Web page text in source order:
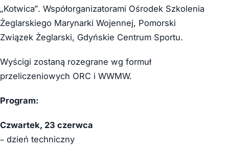
„Kotwica”. Współorganizatorami Ośrodek Szkolenia
Żeglarskiego Marynarki Wojennej, Pomorski
Związek Żeglarski, Gdyńskie Centrum Sportu.
Wyścigi zostaną rozegrane wg formuł
przeliczeniowych ORC i WWMW.
Program:
Czwartek, 23 czerwca
– dzień techniczny